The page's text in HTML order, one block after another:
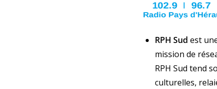
RPH Sud est
mission de
RPH Sud tend
culturelles,